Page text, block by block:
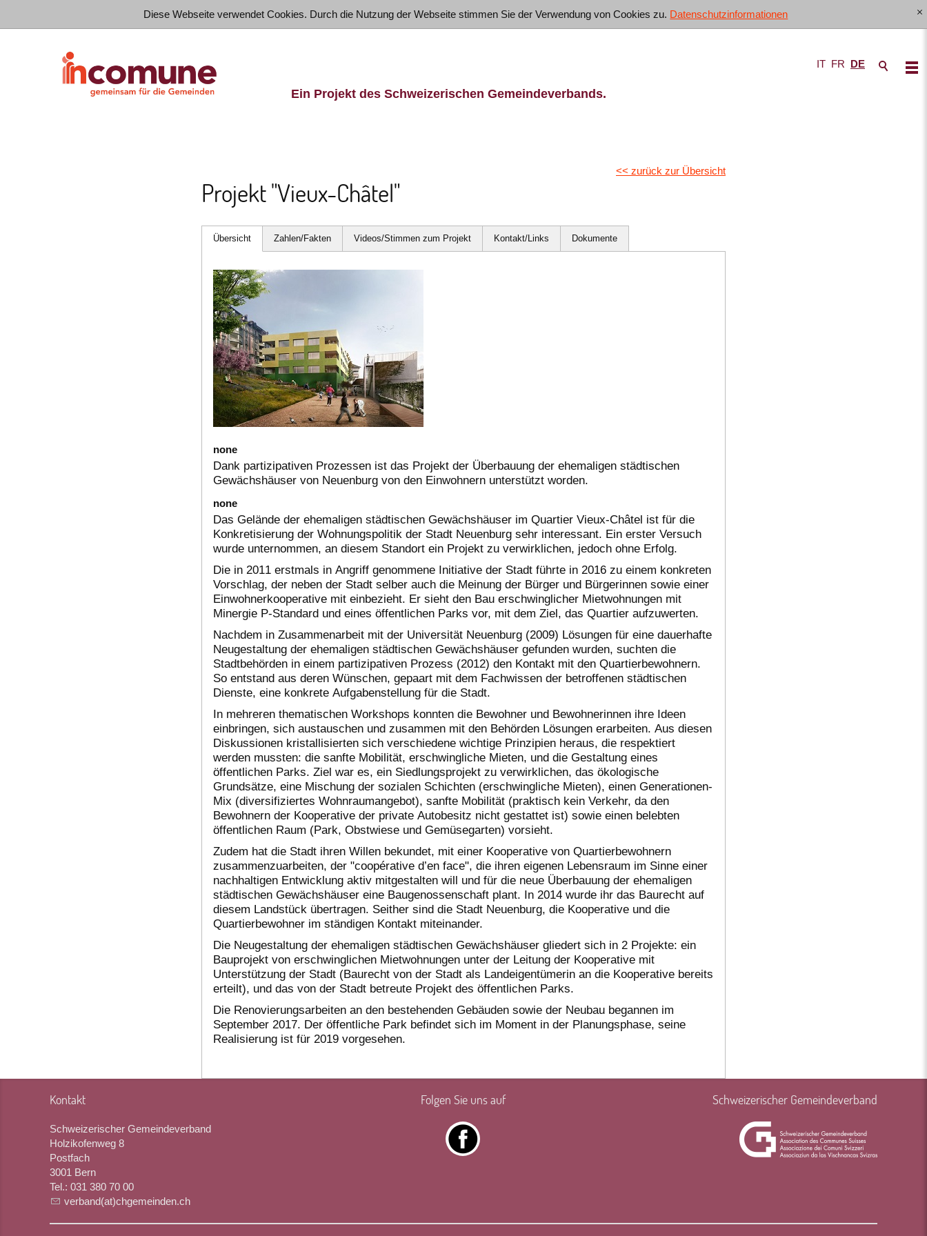
Diese Webseite verwendet Cookies. Durch die Nutzung der Webseite stimmen Sie der Verwendung von Cookies zu. Datenschutzinformationen [x]
IT FR DE
Ein Projekt des Schweizerischen Gemeindeverbands.
<< zurück zur Übersicht
Projekt "Vieux-Châtel"
Übersicht Zahlen/Fakten Videos/Stimmen zum Projekt Kontakt/Links Dokumente
none
Dank partizipativen Prozessen ist das Projekt der Überbauung der ehemaligen städtischen
Gewächshäuser von Neuenburg von den Einwohnern unterstützt worden.
none
Das Gelände der ehemaligen städtischen Gewächshäuser im Quartier Vieux-Châtel ist für die
Konkretisierung der Wohnungspolitik der Stadt Neuenburg sehr interessant. Ein erster Versuch
wurde unternommen, an diesem Standort ein Projekt zu verwirklichen, jedoch ohne Erfolg.
Die in 2011 erstmals in Angriff genommene Initiative der Stadt führte in 2016 zu einem konkreten
Vorschlag, der neben der Stadt selber auch die Meinung der Bürger und Bürgerinnen sowie einer
Einwohnerkooperative mit einbezieht. Er sieht den Bau erschwinglicher Mietwohnungen mit
Minergie P-Standard und eines öffentlichen Parks vor, mit dem Ziel, das Quartier aufzuwerten.
Nachdem in Zusammenarbeit mit der Universität Neuenburg (2009) Lösungen für eine dauerhafte
Neugestaltung der ehemaligen städtischen Gewächshäuser gefunden wurden, suchten die
Stadtbehörden in einem partizipativen Prozess (2012) den Kontakt mit den Quartierbewohnern.
So entstand aus deren Wünschen, gepaart mit dem Fachwissen der betroffenen städtischen
Dienste, eine konkrete Aufgabenstellung für die Stadt.
In mehreren thematischen Workshops konnten die Bewohner und Bewohnerinnen ihre Ideen
einbringen, sich austauschen und zusammen mit den Behörden Lösungen erarbeiten. Aus diesen
Diskussionen kristallisierten sich verschiedene wichtige Prinzipien heraus, die respektiert
werden mussten: die sanfte Mobilität, erschwingliche Mieten, und die Gestaltung eines
öffentlichen Parks. Ziel war es, ein Siedlungsprojekt zu verwirklichen, das ökologische
Grundsätze, eine Mischung der sozialen Schichten (erschwingliche Mieten), einen Generationen-
Mix (diversifiziertes Wohnraumangebot), sanfte Mobilität (praktisch kein Verkehr, da den
Bewohnern der Kooperative der private Autobesitz nicht gestattet ist) sowie einen belebten
öffentlichen Raum (Park, Obstwiese und Gemüsegarten) vorsieht.
Zudem hat die Stadt ihren Willen bekundet, mit einer Kooperative von Quartierbewohnern
zusammenzuarbeiten, der "coopérative d’en face", die ihren eigenen Lebensraum im Sinne einer
nachhaltigen Entwicklung aktiv mitgestalten will und für die neue Überbauung der ehemaligen
städtischen Gewächshäuser eine Baugenossenschaft plant. In 2014 wurde ihr das Baurecht auf
diesem Landstück übertragen. Seither sind die Stadt Neuenburg, die Kooperative und die
Quartierbewohner im ständigen Kontakt miteinander.
Die Neugestaltung der ehemaligen städtischen Gewächshäuser gliedert sich in 2 Projekte: ein
Bauprojekt von erschwinglichen Mietwohnungen unter der Leitung der Kooperative mit
Unterstützung der Stadt (Baurecht von der Stadt als Landeigentümerin an die Kooperative bereits
erteilt), und das von der Stadt betreute Projekt des öffentlichen Parks.
Die Renovierungsarbeiten an den bestehenden Gebäuden sowie der Neubau begannen im
September 2017. Der öffentliche Park befindet sich im Moment in der Planungsphase, seine
Realisierung ist für 2019 vorgesehen.
Kontakt
Schweizerischer Gemeindeverband
Holzikofenweg 8
Postfach
3001 Bern
Tel.: 031 380 70 00
verband(at)chgemeinden.ch
Folgen Sie uns auf Schweizerischer Gemeindeverband